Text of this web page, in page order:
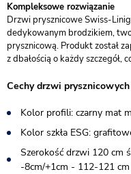
Kompleksowe rozwiązanie
Drzwi prysznicowe Swiss-
dedykowanym brodzikiem,
prysznicową. Produkt został
z dbałością o każdy szczegół,
Cechy drzwi
Kolor profili: czarny mat
Kolor szkła ESG:
Szerokość drzwi 120 cm
-8cm/+1cm - 112-121 cm